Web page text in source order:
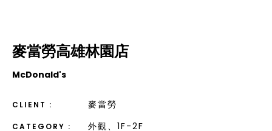
麥當勞高雄林園店
McDonald's
CLIENT : 麥當勞
CATEGORY : 外觀、1F-2F